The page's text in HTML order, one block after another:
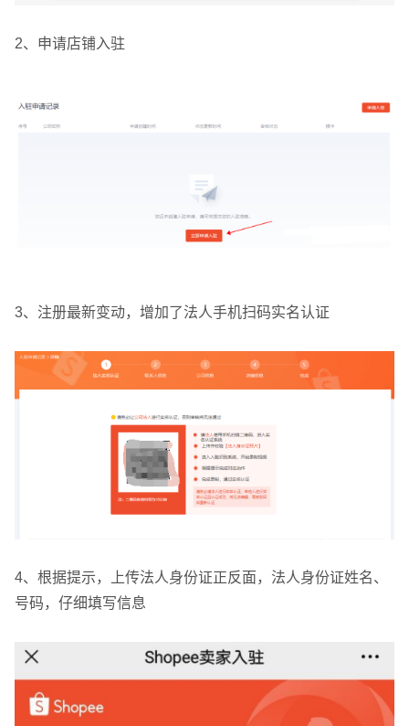
2、申请店铺入驻
3、注册最新变动，增加了法人手机扫码实名认证
4、根据提示，上传法人身份证正反面，法人身份证姓名、
号码，仔细填写信息